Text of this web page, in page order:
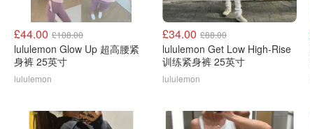
£44.00 £108.00
lululemon Glow Up 超高腰紧
身裤 25英寸
lululemon
£34.00 £88.00
lululemon Get Low High-Rise
训练紧身裤 25英寸
lululemon